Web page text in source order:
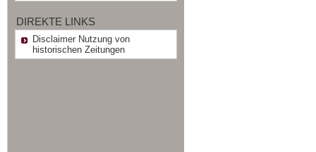
DIREKTE LINKS
Disclaimer Nutzung von
historischen Zeitungen